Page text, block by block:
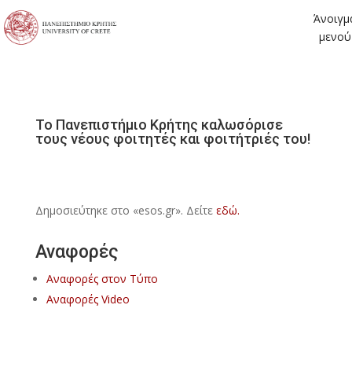
μενού
Το Πανεπιστήμιο Κρήτης καλωσόρισε
τους νέους φοιτητές και φοιτήτριές του!
Δημοσιεύτηκε στο «esos.gr». Δείτε εδώ.
Αναφορές
Αναφορές στον Τύπο
Αναφορές Video